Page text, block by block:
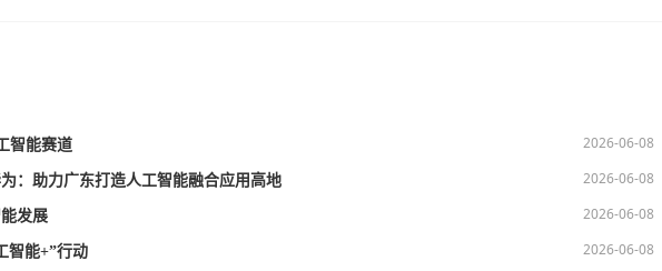
智能赛道 2026-06-08
：助力广东打造人工智能融合应用高地 2026-06-08
发展 2026-06-08
智能+”行动 2026-06-08